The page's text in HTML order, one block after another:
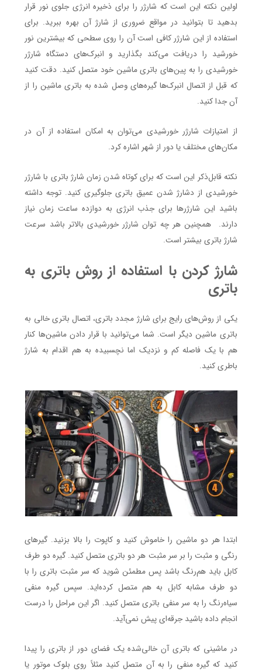
اولین نکته این است که شارژر را برای ذخیره انرژی جلوی نور قرار
بدهید تا بتوانید در مواقع ضروری از شارژ آن بهره ببرید. برای
استفاده از این شارژر کافی است آن را روی سطحی که بیشترین نور
خورشید را دریافت می‌کند بگذارید و انبرک‌های دستگاه شارژر
خورشیدی را به پین‌های باتری ماشین خود متصل کنید. دقت کنید
که قبل از اتصال انبرک‌ها گیره‌های وصل شده به باتری ماشین را از
آن جدا کنید.
از امتیازات شارژر خورشیدی می‌توان به امکان استفاده از آن در
مکان‌های مختلف یا دور از شهر اشاره کرد.
نکته قابل‌ذکر این است که برای کوتاه شدن زمان شارژ باتری با شارژر
خورشیدی از دشارژ شدن عمیق باتری جلوگیری کنید. توجه داشته
باشید این شارژرها برای جذب انرژی به دوازده ساعت زمان نیاز
دارند. همچنین هر چه توان شارژر خورشیدی بالاتر باشد سرعت
شارژ باتری بیشتر است.
شارژ کردن با استفاده از روش باتری به
باتری
یکی از روش‌های رایج برای شارژ مجدد باتری، اتصال باتری خالی به
باتری ماشین دیگر است. شما می‌توانید با قرار دادن ماشین‌ها کنار
هم با یک فاصله کم و نزدیک اما نچسبیده به هم اقدام به شارژ
باطری کنید.
ابتدا هر دو ماشین را خاموش کنید و کاپوت را بالا بزنید. گیرهای
رنگی و مثبت را بر سر مثبت هر دو باتری متصل کنید. گیره دو طرف
کابل باید هم‌رنگ باشد پس مطمئن شوید که سر مثبت باتری را با
دو طرف مشابه کابل به هم متصل کرده‌اید. سپس گیره منفی
سیاه‌رنگ را به سر منفی باتری متصل کنید. اگر این مراحل را درست
انجام داده باشید جرقه‌ای پیش نمی‌آید.
در ماشینی که باتری آن خالی‌شده یک فضای دور از باتری را پیدا
کنید که گیره منفی را به آن متصل کنید مثلاً روی بلوک موتور یا